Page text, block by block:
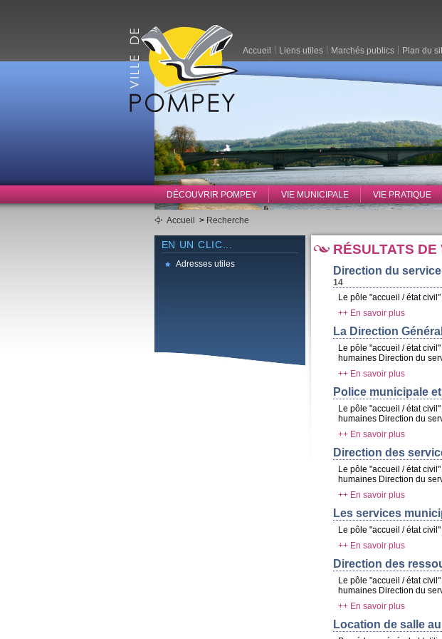
DÉCOUVRIR POMPEY VIE MUNICIPALE VIE PRATIQUE
Accueil Liens utiles Marchés publics Plan du
Accueil > Recherche
EN UN CLIC...
Adresses utiles
RÉSULTATS
Direction du
14
Le pôle "accueil / état
++ En savoir plus
La Direction
Le pôle "accueil / état
humaines Direction du
++ En savoir plus
Police municipale
Le pôle "accueil / état
humaines Direction du
++ En savoir plus
Direction des
Le pôle "accueil / état
humaines Direction du
++ En savoir plus
Les services
Le pôle "accueil / état
++ En savoir plus
Direction des
Le pôle "accueil / état
humaines Direction du
++ En savoir plus
Location de salle